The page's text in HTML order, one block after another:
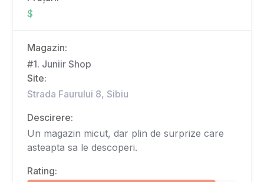
$
Magazin:
#1. Juniir Shop
Site:
Strada Faurului 8, Sibiu
Descirere:
Un magazin micut, dar plin de surprize care
asteapta sa le descoperi.
Rating: